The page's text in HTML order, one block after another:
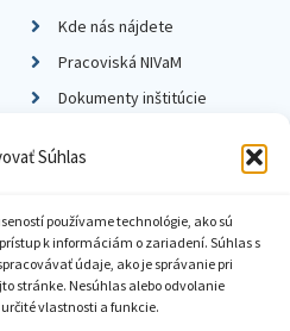
Súhlas
používame technológie, ako sú
k informáciám o zariadení. Súhlas s
údaje, ako je správanie pri
stránke. Nesúhlas alebo odvolanie
vlastnosti a funkcie.
Kde nás nájdete
Pracoviská NIVaM
Dokumenty inštitúcie
súkromia